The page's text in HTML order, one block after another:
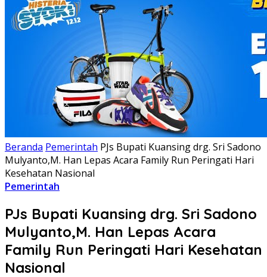
Beranda Pemerintah PJs Bupati Kuansing drg. Sri Sadono
Mulyanto,M. Han Lepas Acara Family Run Peringati Hari
Kesehatan Nasional
Pemerintah
PJs Bupati Kuansing drg. Sri Sadono
Mulyanto,M. Han Lepas Acara
Family Run Peringati Hari Kesehatan
Nasional